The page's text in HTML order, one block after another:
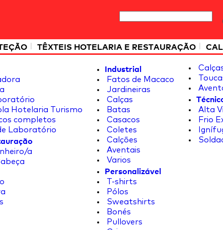
| TÊXTEIS HOTELARIA E RESTAURAÇÃO |
Hotelaria Turismo
completos
Laboratório
a
Industrial
Fatos de Macaco
Jardineiras
Calças
Batas
Casacos
Coletes
Calções
Aventais
Varios
Personalizável
T-shirts
Pólos
Sweatshirts
Bonés
Pullovers
Alta
Frio